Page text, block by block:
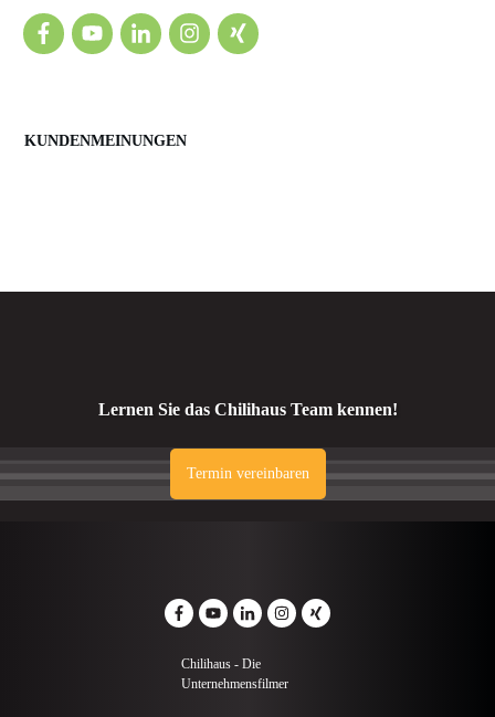
KUNDENMEINUNGEN
Lernen Sie das Chilihaus Team kennen!
Termin vereinbaren
Chilihaus - Die
Unternehmensfilmer